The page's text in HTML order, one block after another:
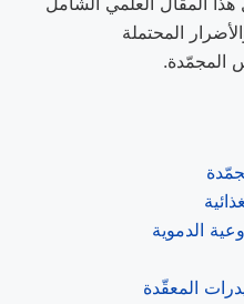
المحتملة
المجمّدة.